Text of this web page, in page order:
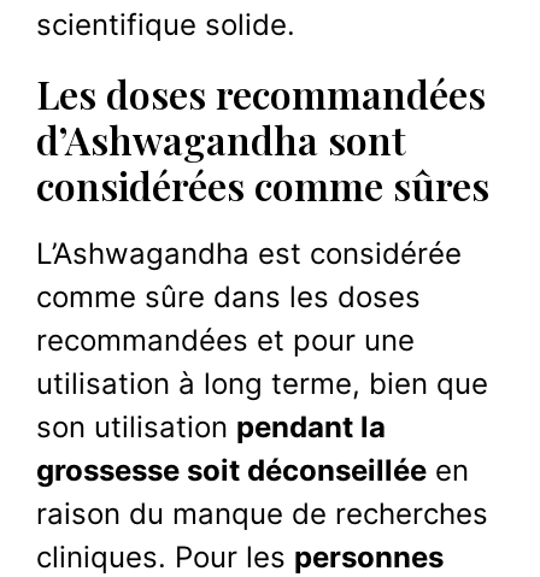
scientifique solide.
Les doses recommandées
d’Ashwagandha sont
considérées comme sûres
L’Ashwagandha est considérée
comme sûre dans les doses
recommandées et pour une
utilisation à long terme, bien que
son utilisation pendant la
grossesse soit déconseillée en
raison du manque de recherches
cliniques. Pour les personnes